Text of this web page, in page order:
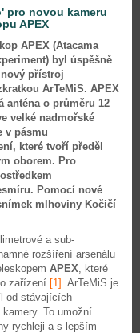
pro novou kameru
APEX
APEX (Atacama
byl úspěšně
přístroj
ArTeMiS. APEX
anténa o průměru 12
velké nadmořské
v pásmu
které tvoří předěl
oborem. Pro
Pomocí nové
mlhoviny Kočičí
a sub-
rozšíření arsenálu
APEX, které
zařízení [1] . ArTeMiS je
od stávajících
To umožní
rychleji a s lepším